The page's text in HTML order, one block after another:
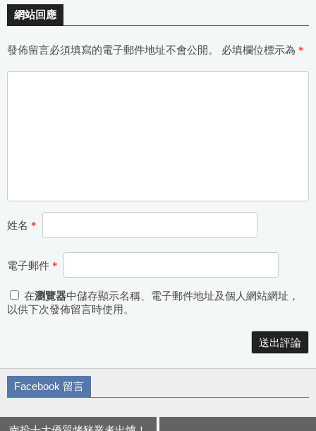
網站回應
發佈留言必須填寫的電子郵件地址不會公開。 必填欄位標示為 *
姓名 *
電子郵件 *
在瀏覽器中儲存顯示名稱、電子郵件地址及個人網站網址，
以供下次發佈留言時使用。
Facebook 留言